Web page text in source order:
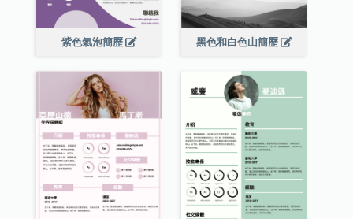
紫色氣泡簡歷 黑色和白色山簡歷